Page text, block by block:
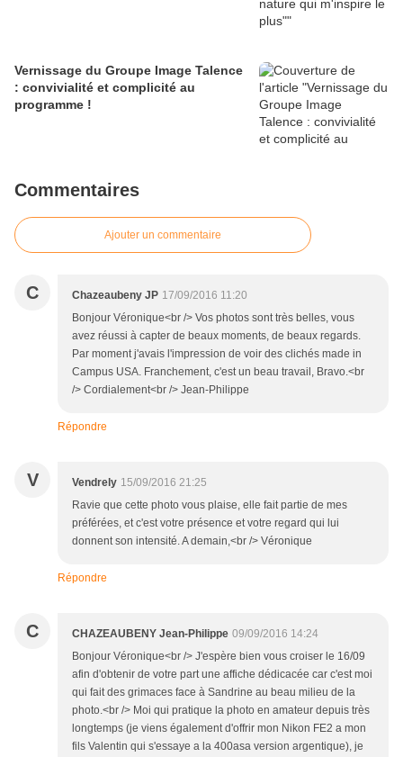
Vernissage du Groupe Image Talence
: convivialité et complicité au
programme !
Commentaires
Ajouter un commentaire
C Chazeaubeny JP 17/09/2016 11:20
Bonjour Véronique<br /> Vos photos sont très belles, vous
avez réussi à capter de beaux moments, de beaux regards.
Par moment j'avais l'impression de voir des clichés made in
Campus USA. Franchement, c'est un beau travail, Bravo.<br
/> Cordialement<br /> Jean-Philippe
Répondre
V Vendrely 15/09/2016 21:25
Ravie que cette photo vous plaise, elle fait partie de mes
préférées, et c'est votre présence et votre regard qui lui
donnent son intensité. A demain,<br /> Véronique
Répondre
C CHAZEAUBENY Jean-Philippe 09/09/2016 14:24
Bonjour Véronique<br /> J'espère bien vous croiser le 16/09
afin d'obtenir de votre part une affiche dédicacée car c'est moi
qui fait des grimaces face à Sandrine au beau milieu de la
photo.<br /> Moi qui pratique la photo en amateur depuis très
longtemps (je viens également d'offrir mon Nikon FE2 a mon
fils Valentin qui s'essaye a la 400asa version argentique), je